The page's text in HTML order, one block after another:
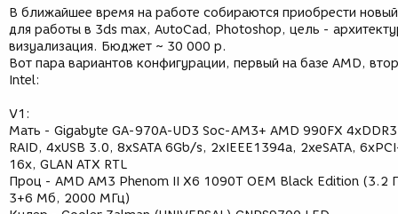
В ближайшее время на работе собираются приобрести
для работы в 3ds max, AutoCad, Photoshop, цель -
визуализация. Бюджет ~ 30 000 р.
Вот пара вариантов конфигурации, первый на базе AMD,
Intel:
V1:
Мать - Gigabyte GA-970A-UD3 Soc-AM3+ AMD 990FX
RAID, 4xUSB 3.0, 8xSATA 6Gb/s, 2xIEEE1394a, 2xeSATA,
16x, GLAN ATX RTL
Проц - AMD AM3 Phenom II X6 1090T OEM Black Edition (3.2
3+6 Мб, 2000 МГц)